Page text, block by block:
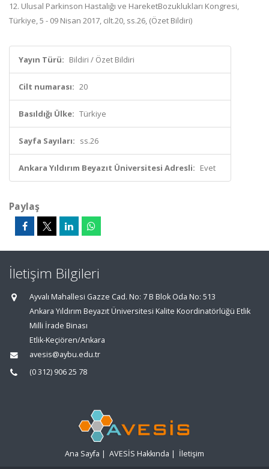
12. Ulusal Parkinson Hastalığı ve HareketBozuklukları Kongresi,
Türkiye, 5 - 09 Nisan 2017, cilt.20, ss.26, (Özet Bildiri)
Yayın Türü: Bildiri / Özet Bildiri
Cilt numarası: 20
Basıldığı Ülke: Türkiye
Sayfa Sayıları: ss.26
Ankara Yıldırım Beyazıt Üniversitesi Adresli: Evet
Paylaş
İletişim Bilgileri
Ayvalı Mahallesi Gazze Cad. No: 7 B Blok Oda No: 513
Ankara Yıldırım Beyazıt Üniversitesi Kalite Koordinatörlüğü Etlik
Milli İrade Binası
Etlik-Keçiören/Ankara
avesis@aybu.edu.tr
(0 312) 906 25 78
Ana Sayfa | AVESİS Hakkında | İletişim